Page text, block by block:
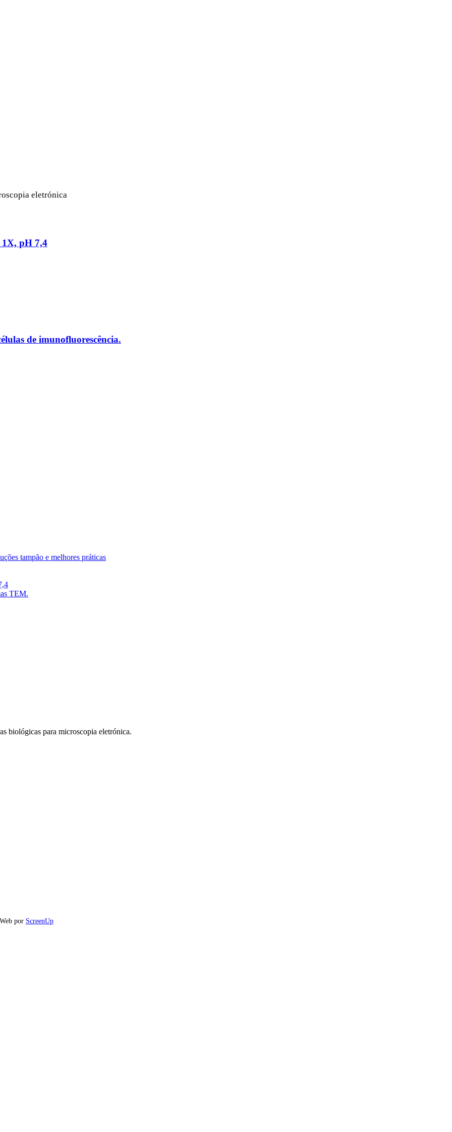
eletrónica
1X, pH 7,4
de imunofluorescência.
tampão e melhores práticas
TEM.
biológicas para microscopia eletrónica.
por ScreenUp